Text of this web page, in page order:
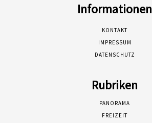
Informationen
KONTAKT
IMPRESSUM
DATENSCHUTZ
Rubriken
PANORAMA
FREIZEIT